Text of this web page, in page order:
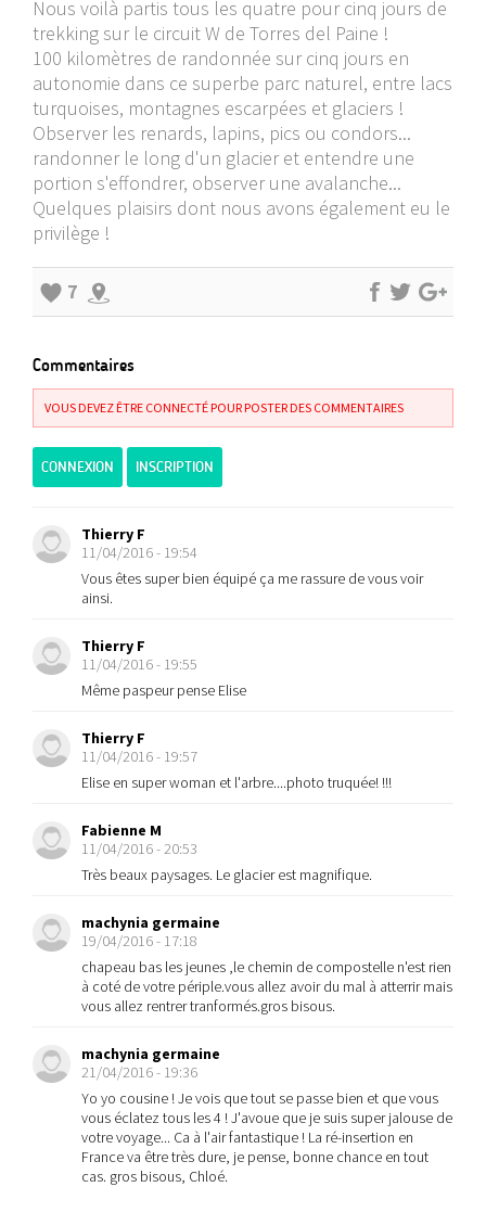
Nous voilà partis tous les quatre pour cinq jours de
trekking sur le circuit W de Torres del Paine !
100 kilomètres de randonnée sur cinq jours en
autonomie dans ce superbe parc naturel, entre lacs
turquoises, montagnes escarpées et glaciers !
Observer les renards, lapins, pics ou condors...
randonner le long d'un glacier et entendre une
portion s'effondrer, observer une avalanche...
Quelques plaisirs dont nous avons également eu le
privilège !
7
Commentaires
VOUS DEVEZ ÊTRE CONNECTÉ POUR POSTER DES COMMENTAIRES
CONNEXION INSCRIPTION
Thierry F
11/04/2016 - 19:54
Vous êtes super bien équipé ça me rassure de vous voir
ainsi.
Thierry F
11/04/2016 - 19:55
Même paspeur pense Elise
Thierry F
11/04/2016 - 19:57
Elise en super woman et l'arbre....photo truquée! !!!
Fabienne M
11/04/2016 - 20:53
Très beaux paysages. Le glacier est magnifique.
machynia germaine
19/04/2016 - 17:18
chapeau bas les jeunes ,le chemin de compostelle n'est rien
à coté de votre périple.vous allez avoir du mal à atterrir mais
vous allez rentrer tranformés.gros bisous.
machynia germaine
21/04/2016 - 19:36
Yo yo cousine ! Je vois que tout se passe bien et que vous
vous éclatez tous les 4 ! J'avoue que je suis super jalouse de
votre voyage... Ca à l'air fantastique ! La ré-insertion en
France va être très dure, je pense, bonne chance en tout
cas. gros bisous, Chloé.